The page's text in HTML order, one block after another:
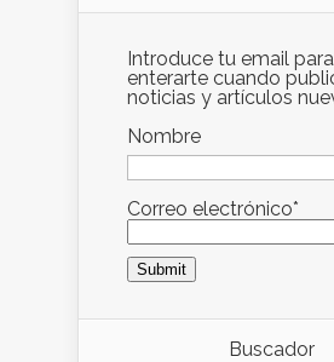
Introduce tu email para
enterarte cuando
noticias y artículos
Nombre
Correo electrónico*
Buscador